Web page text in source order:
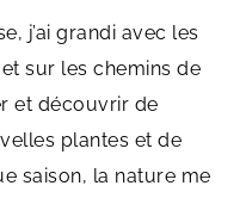
j’ai grandi avec les
sur les chemins de
et découvrir de
plantes et de
saison, la nature me